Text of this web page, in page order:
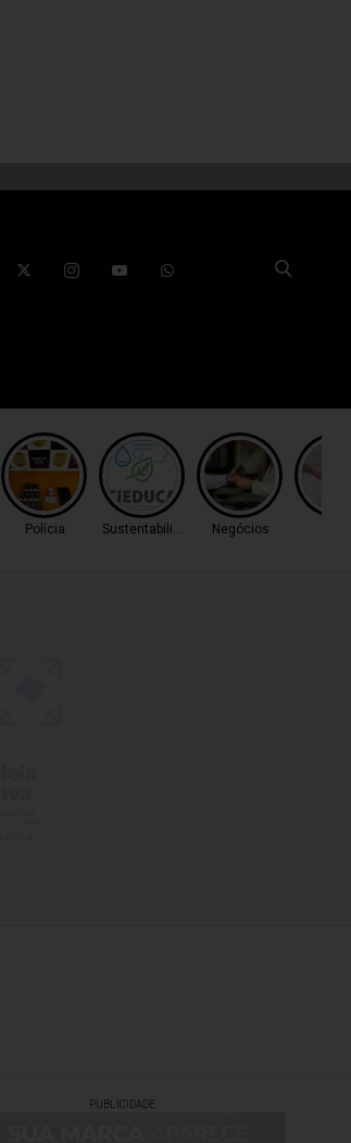
Polícia Sustentabilidade Negócios
PUBLICIDADE